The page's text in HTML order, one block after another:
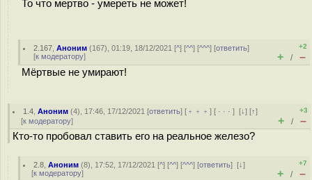
То что мертво - умереть не может!
2.167 ,Аноним (167), 01:19, 18/12/2021 [^] [^^] [^^^] [ответить]
[к модератору]
+2
+ / –
Мёртвые не умирают!
1.4 ,Аноним (4), 17:46, 17/12/2021 [ответить] [ ﹢﹢﹢] [ · · ·][↓] [↑]
[к модератору]
+3
+ / –
Кто-то пробовал ставить его на реальное железо?
2.8 ,Аноним (8), 17:52, 17/12/2021 [^] [^^] [^^^] [ответить][↓]
[к модератору]
+7
+ / –